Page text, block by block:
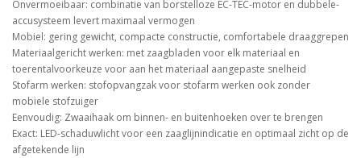
Onvermoeibaar: combinatie van borstelloze EC-TEC-motor en dubbele-
accusysteem levert maximaal vermogen
Mobiel: gering gewicht, compacte constructie, comfortabele draaggrepen
Materiaalgericht werken: met zaagbladen voor elk materiaal en
toerentalvoorkeuze voor aan het materiaal aangepaste snelheid
Stofarm werken: stofopvangzak voor stofarm werken ook zonder
mobiele stofzuiger
Eenvoudig: Zwaaihaak om binnen- en buitenhoeken over te brengen
Exact: LED-schaduwlicht voor een zaaglijnindicatie en optimaal zicht op de
afgetekende lijn